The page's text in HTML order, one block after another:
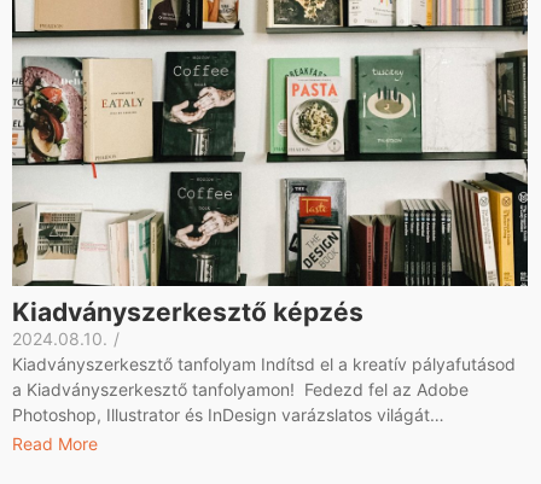
Kiadványszerkesztő képzés
2024.08.10. /
Kiadványszerkesztő tanfolyam Indítsd el a kreatív pályafutásod
a Kiadványszerkesztő tanfolyamon! Fedezd fel az Adobe
Photoshop, Illustrator és InDesign varázslatos világát…
Read More